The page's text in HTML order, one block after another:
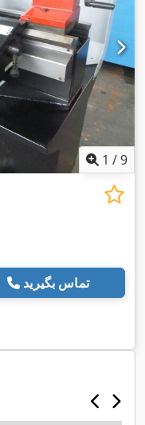
1 /9
تماس بگیرید